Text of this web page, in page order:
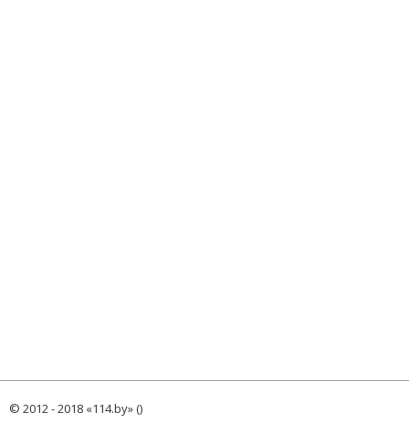
© 2012 - 2018 «114.by» ()